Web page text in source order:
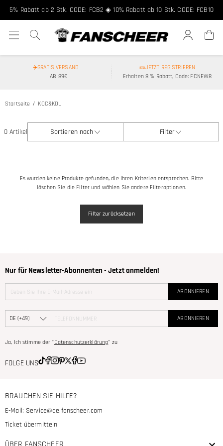
5% Rabatt ab 2 Stk. CODE: FCB2 ◈ 10% Rabatt ab 10 Stk. CODE: FCB10
✈️GRATIS VERSAND
AB 89€
🎫JETZT REGISTRIEREN
Erhalten 8 % Rabatt, Code: FCNEW8
Startseite KOC&KOL
0 Artikel Sortieren nach Filter
Es wurden keine Produkte gefunden, die Ihren Kriterien entsprechen. Bitte
löschen Sie die Filter und wählen Sie andere Filteroptionen.
Filter zurücksetzen
Nur für Newsletter-Abonnenten - Jetzt anmelden!
ABONNIEREN
ABONNIEREN
Ja, Ich stimme der "Datenschutzerklärung" zu
FOLGE UNS
BRAUCHEN SIE HILFE?
E-Mail: Service@de.fanscheer.com
Ticket übermitteln